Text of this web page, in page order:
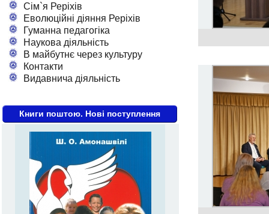
Сім`я Реріхів
Еволюційні діяння Реріхів
Гуманна педагогіка
Наукова діяльність
В майбутнє через культуру
Контакти
Видавнича діяльність
Книги поштою. Нові поступлення